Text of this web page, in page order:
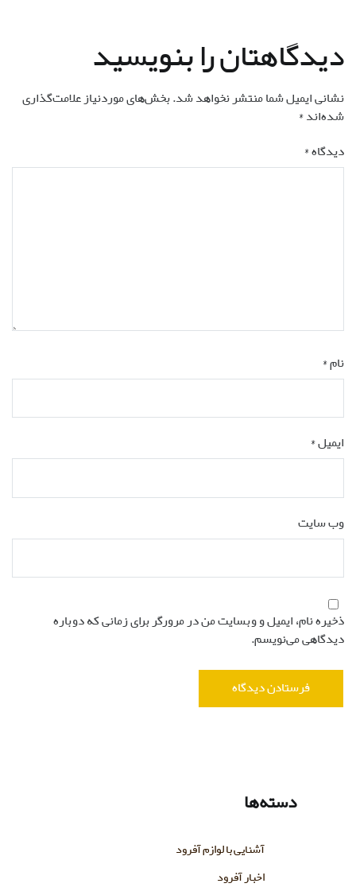
دیدگاهتان را بنویسید
نشانی ایمیل شما منتشر نخواهد شد.بخش‌های موردنیاز علامت‌گذاری
شده‌اند*
دیدگاه*
نام*
ایمیل*
وب‌ سایت
ذخیره نام، ایمیل و وبسایت من در مرورگر برای زمانی که دوباره
دیدگاهی می‌نویسم.
دسته‌ها
آشنایی با لوازم آفرود
اخبار آفرود